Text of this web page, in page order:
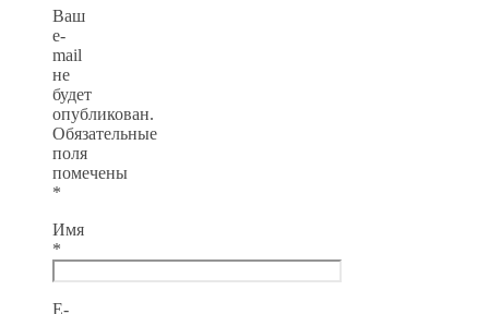
Ваш
e-
mail
не
будет
опубликован.
Обязательные
поля
помечены
*
Имя
*
E-